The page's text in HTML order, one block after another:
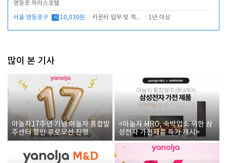
영등포 하라스호텔
서울 영등포구 시 10,030원 카운터 업무 및 객실관리(청소상태 확인, 객실판매) 1년 이상
많이 본 기사
야놀자17주년 기념 야놀자 통합발
주센터 할인 프로모션 진행
<야놀자 MRO, 숙박업소 위한 삼
성전자 가전제품 특가 개시>